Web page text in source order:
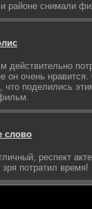
районе снимали
действительно
он очень нравится.
что поделились
слово
респект
потратил время!